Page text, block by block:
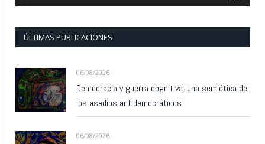
ÚLTIMAS PUBLICACIONES
06/08/2026
Democracia y guerra cognitiva: una semiótica de
los asedios antidemocráticos
06/08/2026